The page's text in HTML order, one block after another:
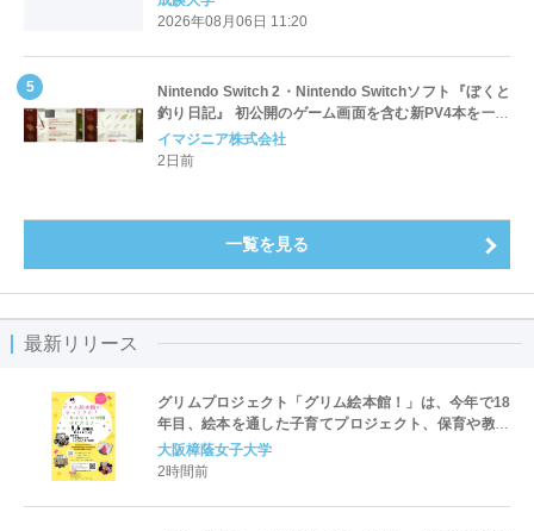
4.3pt）に伸長、東京の私立大学でも10位にランクイン
2026年08月06日 11:20
Nintendo Switch 2・Nintendo Switchソフト『ぼくと
釣り日記』 初公開のゲーム画面を含む新PV4本を一挙
公開！
イマジニア株式会社
2日前
一覧を見る
最新リリース
グリムプロジェクト「グリム絵本館！」は、今年で18
年目、絵本を通した子育てプロジェクト、保育や教育
を学ぶ学生が企画･運営「グリム絵本館がやってき
た！」を開催
大阪樟蔭女子大学
2時間前